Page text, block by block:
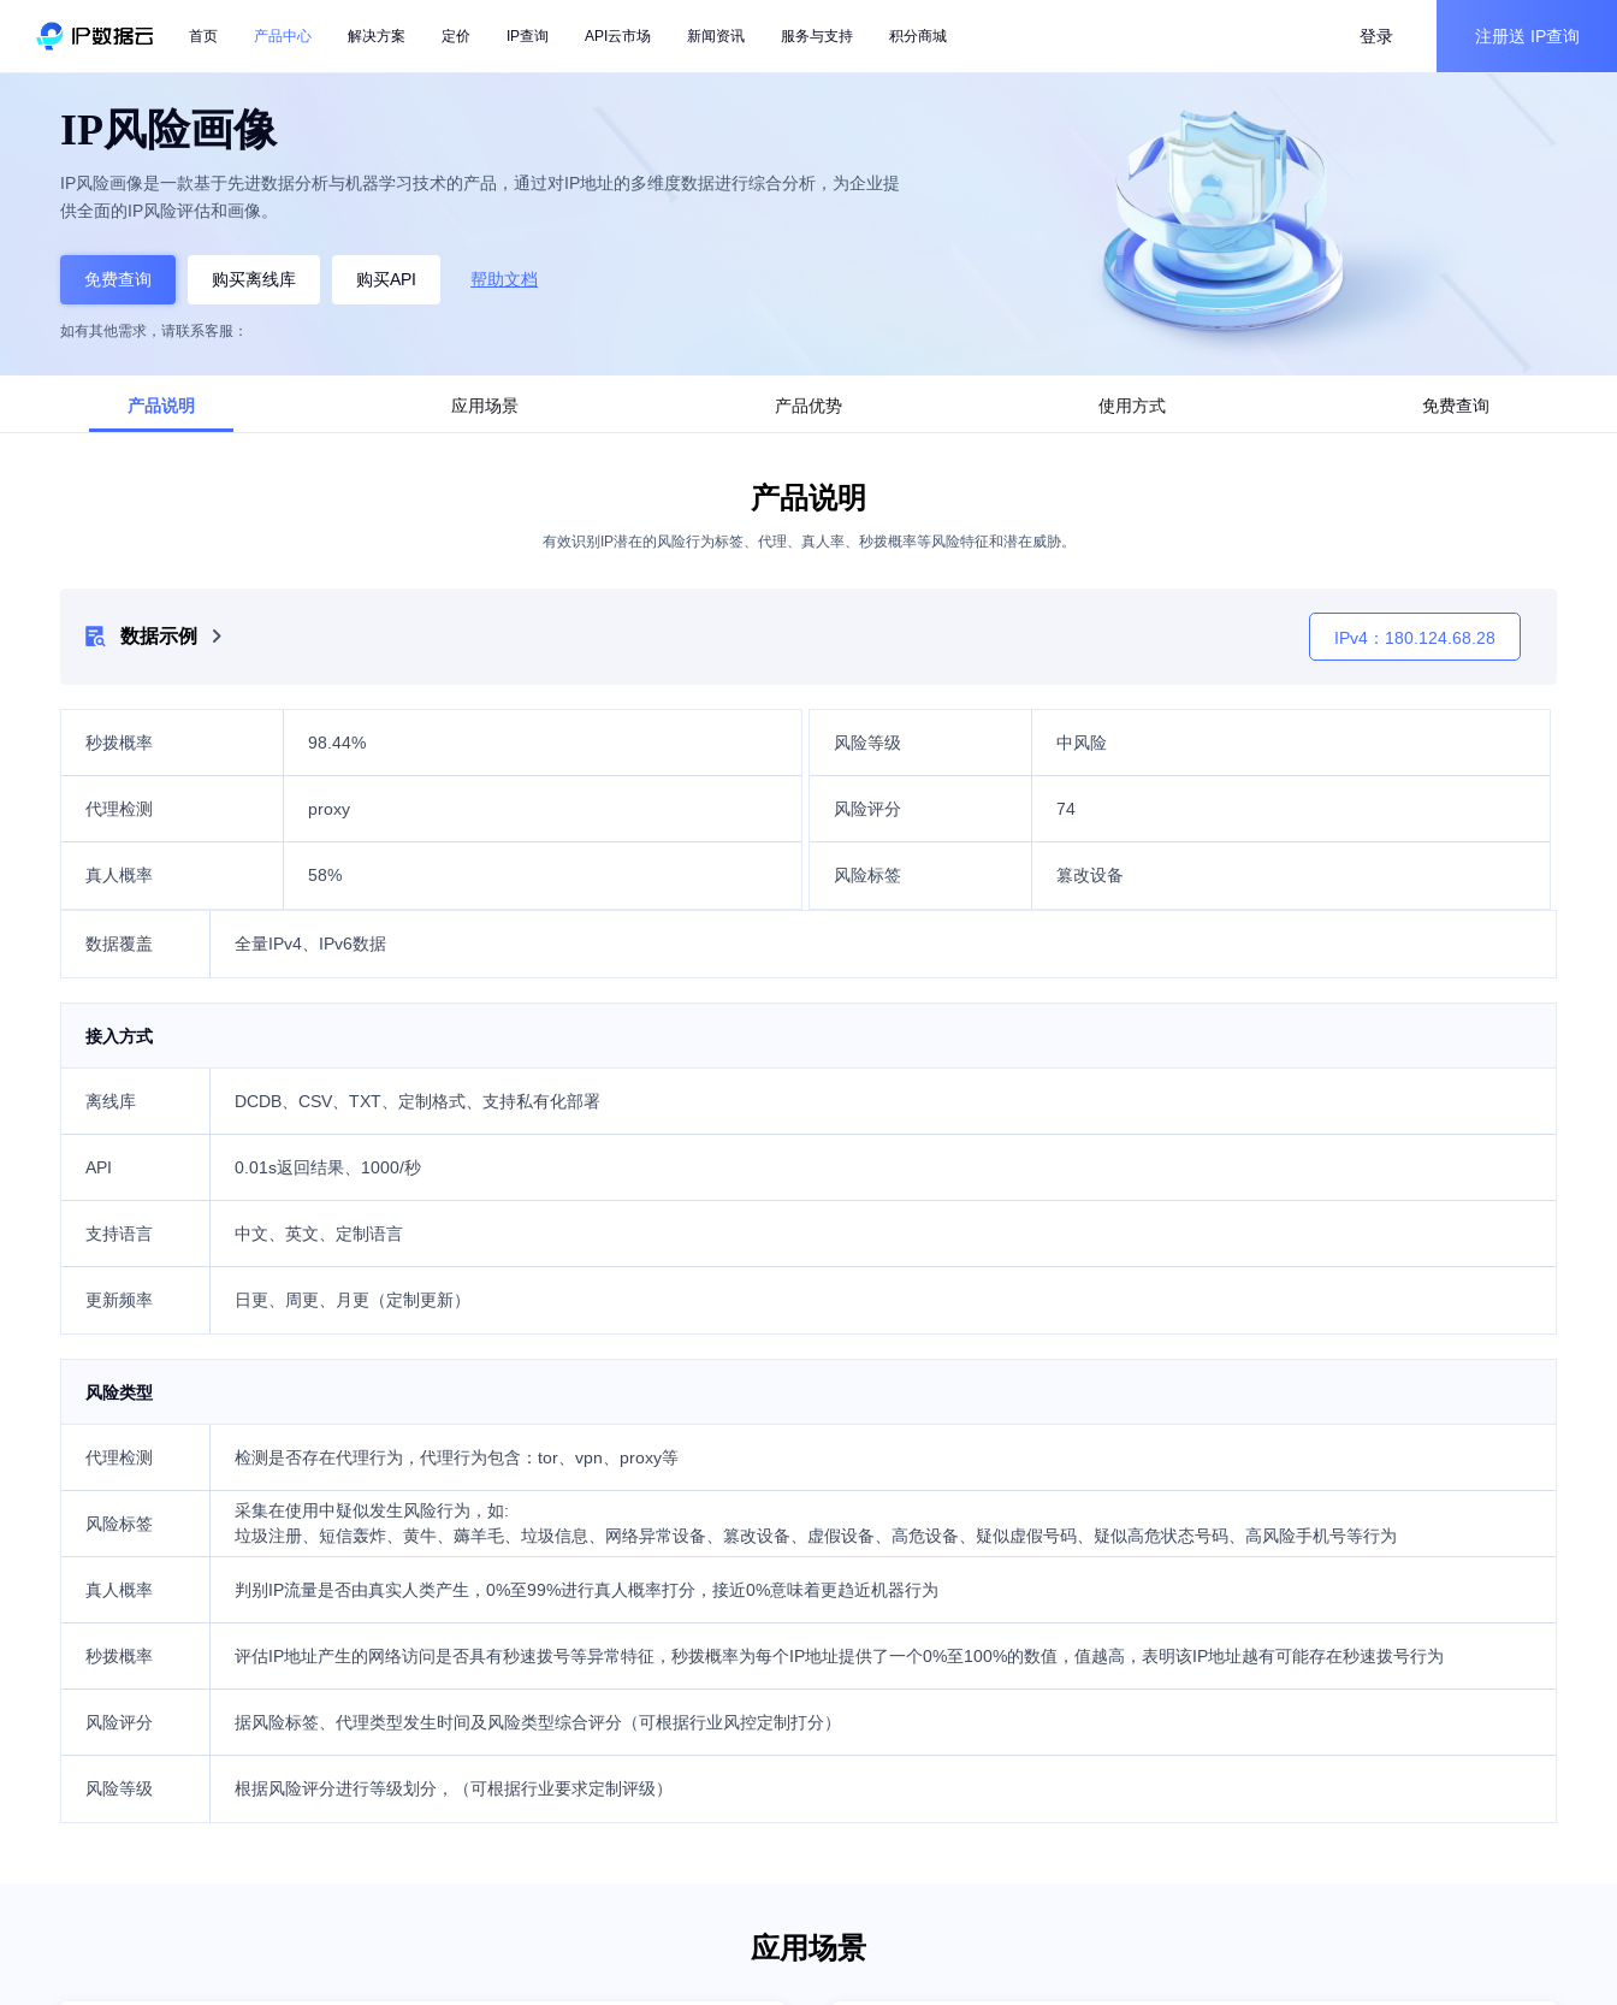
首页 产品中心 解决方案 定价 IP查询 API云市场 新闻资讯 服务与支持 积分商城 登录 注册送 IP查询
IP风险画像
IP风险画像是一款基于先进数据分析与机器学习技术的产品，通过对IP地址的多维度数据进行综合分析，为企业提
供全面的IP风险评估和画像。
免费查询 购买离线库 购买API 帮助文档
如有其他需求，请联系客服：
产品说明 应用场景 产品优势 使用方式 免费查询
产品说明
有效识别IP潜在的风险行为标签、代理、真人率、秒拨概率等风险特征和潜在威胁。
数据示例  IPv4：180.124.68.28
秒拨概率 98.44%
代理检测 proxy
真人概率 58%
风险等级 中风险
风险评分 74
风险标签 篡改设备
数据覆盖 全量IPv4、IPv6数据
接入方式
离线库 DCDB、CSV、TXT、定制格式、支持私有化部署
API 0.01s返回结果、1000/秒
支持语言 中文、英文、定制语言
更新频率 日更、周更、月更（定制更新）
风险类型
代理检测 检测是否存在代理行为，代理行为包含：tor、vpn、proxy等
风险标签
采集在使用中疑似发生风险行为，如:
垃圾注册、短信轰炸、黄牛、薅羊毛、垃圾信息、网络异常设备、篡改设备、虚假设备、高危设备、疑似虚假号码、疑似高危状态号码、高风险手机号等行为
真人概率 判别IP流量是否由真实人类产生，0%至99%进行真人概率打分，接近0%意味着更趋近机器行为
秒拨概率 评估IP地址产生的网络访问是否具有秒速拨号等异常特征，秒拨概率为每个IP地址提供了一个0%至100%的数值，值越高，表明该IP地址越有可能存在秒速拨号行为
风险评分 据风险标签、代理类型发生时间及风险类型综合评分（可根据行业风控定制打分）
风险等级 根据风险评分进行等级划分，（可根据行业要求定制评级）
应用场景